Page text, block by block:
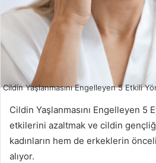
Cildin Yaşlanmasını Engelleyen 5 Etkili
Cildin Yaşlanmasını Engelleyen 5
etkilerini azaltmak ve cildin
kadınların hem de erkeklerin
alıyor.